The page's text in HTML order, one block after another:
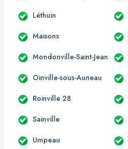
Léthuin
Maisons
Mondonville-Saint-Jean
Oinville-sous-Auneau
Roinville 28
Sainville
Umpeau